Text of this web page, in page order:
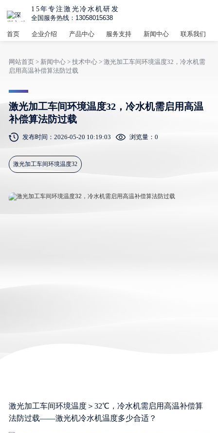
15年专注激光冷水机研发
全国服务热线：13058015638
首页 企业介绍 产品中心 服务支持 新闻中心 联系我们
网站首页> 新闻中心> 技术中心> 激光加工车间环境温度32，冷水机需
启用高温补偿算法防过载
激光加工车间环境温度32，冷水机需启用高温
补偿算法防过载
发布时间：2026-05-20 10:19:03 浏览量： 0
激光加工车间环境温度32
激光加工车间环境温度＞32℃，冷水机需启用高温补偿算
法防过载——激光机冷水机温度多少合适？